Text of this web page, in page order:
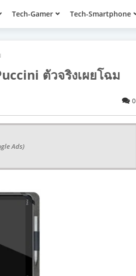
Tech-Gamer Tech-Smartphone
ตัวจริงเผยโฉม
0
Ads)